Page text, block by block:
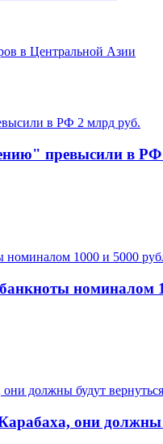
в Центральной Азии
превысили в
номиналом
они должны